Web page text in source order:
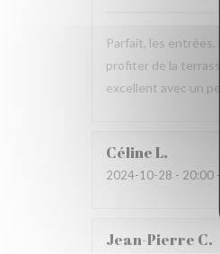
Parfait, les
profiter de la
excellent avec un
CélineL
2024-10-28 - 20:00 -
Jean-Pierre C